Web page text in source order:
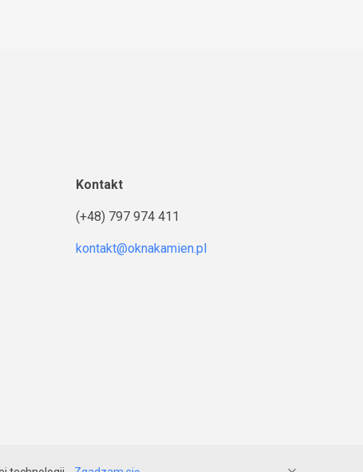
Kontakt
(+48) 797 974 411